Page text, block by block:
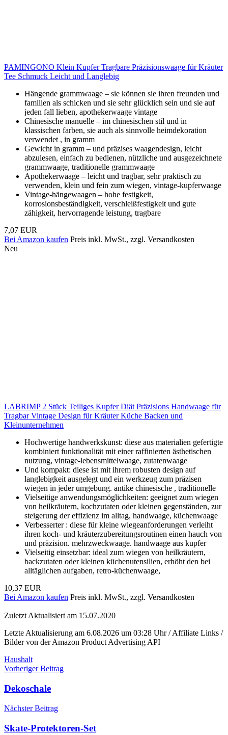
PAMINGONO Klein Kupfer Tragbare Präzisionswaage für Kräuter
Tee Schmuck Leicht und Langlebig
Hängende grammwaage – sie können sie ihren freunden und
familien als schicken und sie sehr glücklich sein und sie auf
jeden fall lieben, apothekerwaage vintage
Chinesische manuelle – im chinesischen stil und in
klassischen farben, sie auch als sinnvolle heimdekoration
verwendet , in gramm
Gewicht in gramm – und präzises waagendesign, leicht
abzulesen, einfach zu bedienen, nützliche und ausgezeichnete
grammwaage, traditionelle grammwaage
Apothekerwaage – leicht und tragbar, sehr praktisch zu
verwenden, klein und fein zum wiegen, vintage-kupferwaage
Vintage-hängewaagen – hohe festigkeit,
korrosionsbeständigkeit, verschleißfestigkeit und gute
zähigkeit, hervorragende leistung, tragbare
7,07 EUR
Bei Amazon kaufen Preis inkl. MwSt., zzgl. Versandkosten
Neu
LABRIMP 2 Stück Teiliges Kupfer Diät Präzisions Handwaage für
Tragbar Vintage Design für Kräuter Küche Backen und
Kleinunternehmen
Hochwertige handwerkskunst: diese aus materialien gefertigte
kombiniert funktionalität mit einer raffinierten ästhetischen
nutzung, vintage-lebensmittelwaage, zutatenwaage
Und kompakt: diese ist mit ihrem robusten design auf
langlebigkeit ausgelegt und ein werkzeug zum präzisen
wiegen in jeder umgebung. antike chinesische , traditionelle
Vielseitige anwendungsmöglichkeiten: geeignet zum wiegen
von heilkräutern, kochzutaten oder kleinen gegenständen, zur
steigerung der effizienz im alltag, handwaage, küchenwaage
Verbesserter : diese für kleine wiegeanforderungen verleiht
ihren koch- und kräuterzubereitungsroutinen einen hauch von
und präzision. mehrzweckwaage. handwaage aus kupfer
Vielseitig einsetzbar: ideal zum wiegen von heilkräutern,
backzutaten oder kleinen küchenutensilien, erhöht den bei
alltäglichen aufgaben, retro-küchenwaage,
10,37 EUR
Bei Amazon kaufen Preis inkl. MwSt., zzgl. Versandkosten
Zuletzt Aktualisiert am 15.07.2020
Letzte Aktualisierung am 6.08.2026 um 03:28 Uhr / Affiliate Links /
Bilder von der Amazon Product Advertising API
Haushalt
Beitragsnavigation
Vorheriger Beitrag
Dekoschale
Nächster Beitrag
Skate-Protektoren-Set